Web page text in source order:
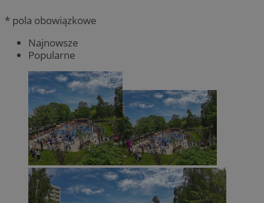
* pola obowiązkowe
Najnowsze
Popularne